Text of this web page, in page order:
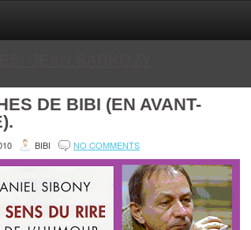
BiBi
la Culture, la Politique, le Sport,. Avec
DE BIBI (EN AVANT-
BIBI NO COMMENTS